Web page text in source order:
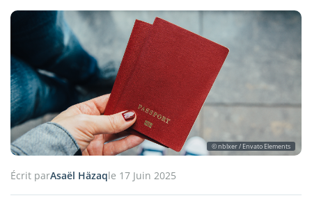
© nblxer / Envato Elements
Écrit parAsaël Häzaqle 17 Juin 2025